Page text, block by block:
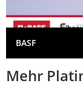
BASF
Mehr